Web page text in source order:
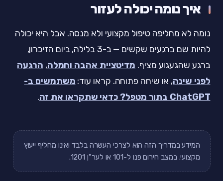
איך נומה יכולה לעזור
נומה לא מחליפה טיפול מקצועי ולא מנסה. אבל היא יכולה
להיות שם ברגעים שקשים — ב-3 בלילה, ביום הזיכרון,
ברגע שהגעגוע מציף. מדיטציית אהבה וחמלה, הרגעה
לפני שינה, או שיחה פתוחה. קראו עוד: משתמשים ב-
ChatGPT בתור מטפל? כדאי שתקראו את זה
.
המידע במדריך הזה הוא לצרכי העשרה בלבד ואינו מחליף ייעוץ
מקצועי. במצב חירום פנו ל-101 או לער"ן 1201.